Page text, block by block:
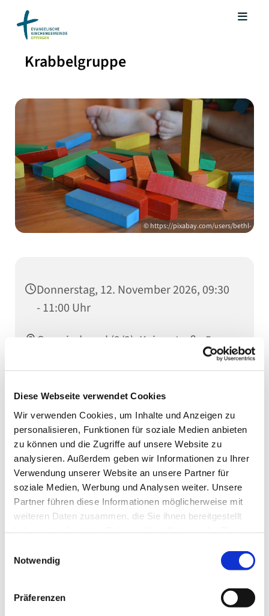
Diese Webseite verwendet Cookies
Wir verwenden Cookies, um Inhalte und Anzeigen zu
personalisieren, Funktionen für soziale Medien anbieten
zu können und die Zugriffe auf unsere Website zu
analysieren. Außerdem geben wir Informationen zu Ihrer
Verwendung unserer Website an unsere Partner für
soziale Medien, Werbung und Analysen weiter. Unsere
Partner führen diese Informationen möglicherweise mit
weiteren Daten zusammen, die Sie ihnen bereitgestellt
Notwendig
Präferenzen
Krabbelgruppe
© https://pixabay.com/users/bethl-
Donnerstag, 12. November 2026, 09:30
- 11:00 Uhr
Gemeindesaal (2/2), Kaiserstraße 5,
Weitere Infos erhalten Sie bei unserer
Familienreferentin Tabea Lunghamer